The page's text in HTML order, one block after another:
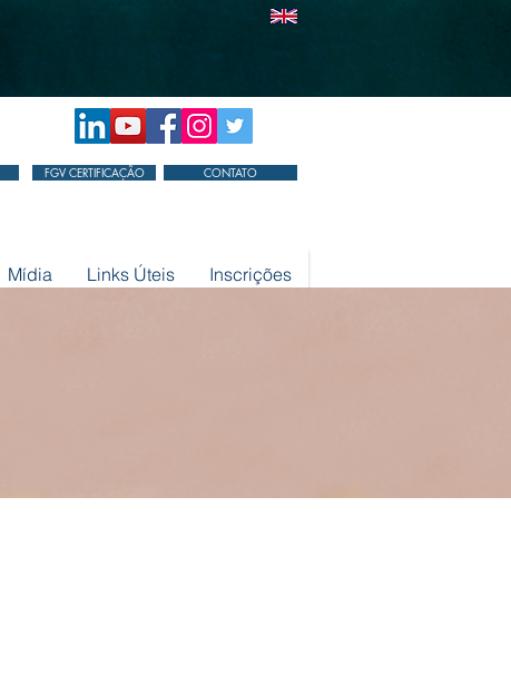
FGV CERTIFICAÇÃO CONTATO
Mídia Links Úteis Inscrições